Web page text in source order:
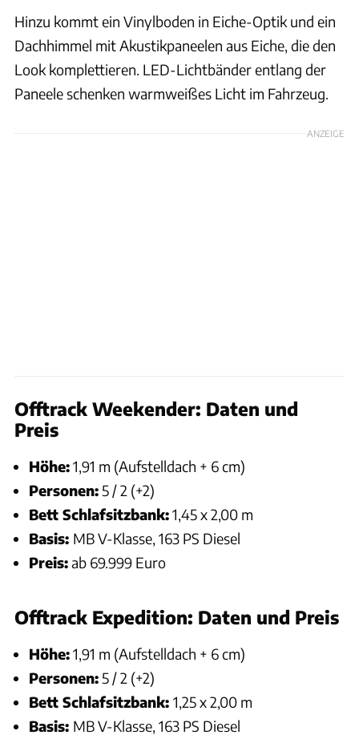
Hinzu kommt ein Vinylboden in Eiche-Optik und ein
Dachhimmel mit Akustikpaneelen aus Eiche, die den
Look komplettieren. LED-Lichtbänder entlang der
Paneele schenken warmweißes Licht im Fahrzeug.
ANZEIGE
Offtrack Weekender: Daten und
Preis
Höhe:1,91 m (Aufstelldach + 6 cm)
Personen:5 / 2 (+2)
Bett Schlafsitzbank:1,45 x 2,00 m
Basis: MB V-Klasse, 163 PS Diesel
Preis:ab 69.999 Euro
Offtrack Expedition: Daten und Preis
Höhe:1,91 m (Aufstelldach + 6 cm)
Personen:5 / 2 (+2)
Bett Schlafsitzbank: 1,25 x 2,00 m
Basis: MB V-Klasse, 163 PS Diesel